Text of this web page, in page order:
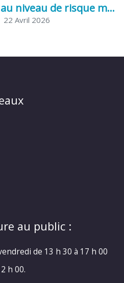
Abaissement au niveau de risque modéré de l’Influenza aviaire
22 Avril 2026
au public :
de 13 h 30 à 17 h 00
h 00.